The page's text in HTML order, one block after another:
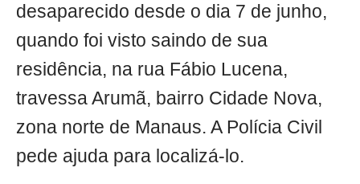
desaparecido desde o dia 7 de junho,
quando foi visto saindo de sua
residência, na rua Fábio Lucena,
travessa Arumã, bairro Cidade Nova,
zona norte de Manaus. A Polícia Civil
pede ajuda para localizá-lo.